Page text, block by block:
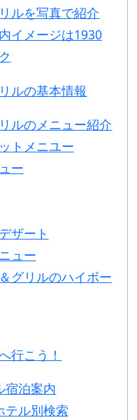
ルを写真で紹介
イメージは1930
ルの基本情報
ルのメニュー紹介
トメニユー
ー
ザート
ュー
グリルのハイボー
行こう！
宿泊案内
テル別検索